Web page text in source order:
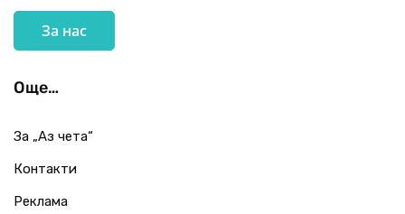
За нас
Още…
За „Аз чета“
Контакти
Реклама